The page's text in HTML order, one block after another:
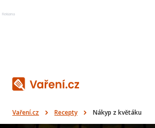
Reklama
Vaření.cz Recepty Nákyp z květáku